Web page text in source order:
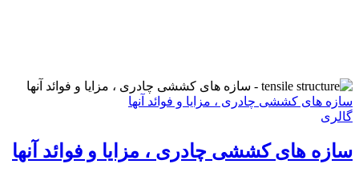
سازه های کششی چادری ، مزایا و فوائد آنها
گالری
سازه های کششی چادری ، مزایا و فوائد آنها